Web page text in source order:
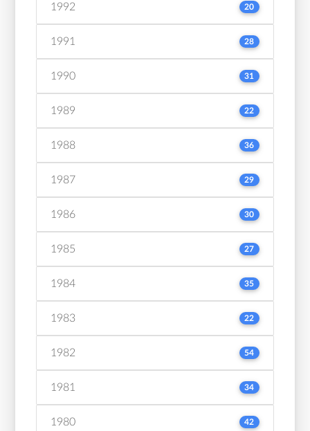
1992 20
1991 28
1990 31
1989 22
1988 36
1987 29
1986 30
1985 27
1984 35
1983 22
1982 54
1981 34
1980 42